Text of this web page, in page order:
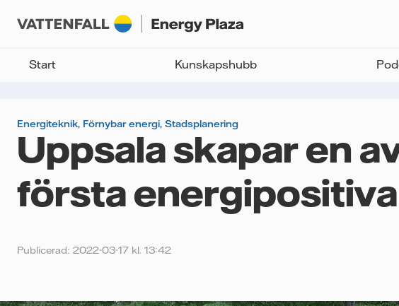
Start Kunskapshubb
Energiteknik, Förnybar energi, Stadsplanering
Uppsala skapar en
första
Publicerad: 2022-03-17 kl. 13:42